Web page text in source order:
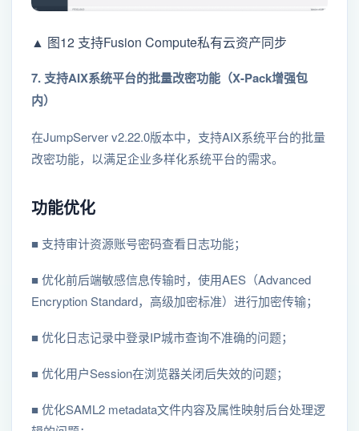
▲ 图12 ⽀持Fusion Compute私有云资产同步
7. ⽀持AIX系统平台的批量改密功能（X-Pack增强包
内）
在JumpServer v2.22.0版本中，⽀持AIX系统平台的批量
改密功能，以满足企业多样化系统平台的需求。
功能优化
■ ⽀持审计资源账号密码查看⽇志功能；
■ 优化前后端敏感信息传输时，使⽤AES（Advanced
Encryption Standard，高级加密标准）进⾏加密传输；
■ 优化⽇志记录中登录IP城市查询不准确的问题；
■ 优化⽤户Session在浏览器关闭后失效的问题；
■ 优化SAML2 metadata⽂件内容及属性映射后台处理逻